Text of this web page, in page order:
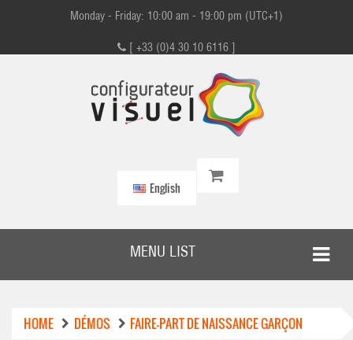
Monday - Friday: 10:00 am - 19:00 pm (UTC+1)
[ +33 (0)4 30 10 6116 ]
English
MENU LIST
HOME DÉMOS
FAIRE-PART DE NAISSANCE GARÇON